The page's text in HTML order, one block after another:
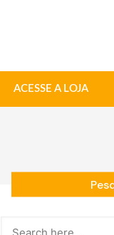
ACESSE A LOJA